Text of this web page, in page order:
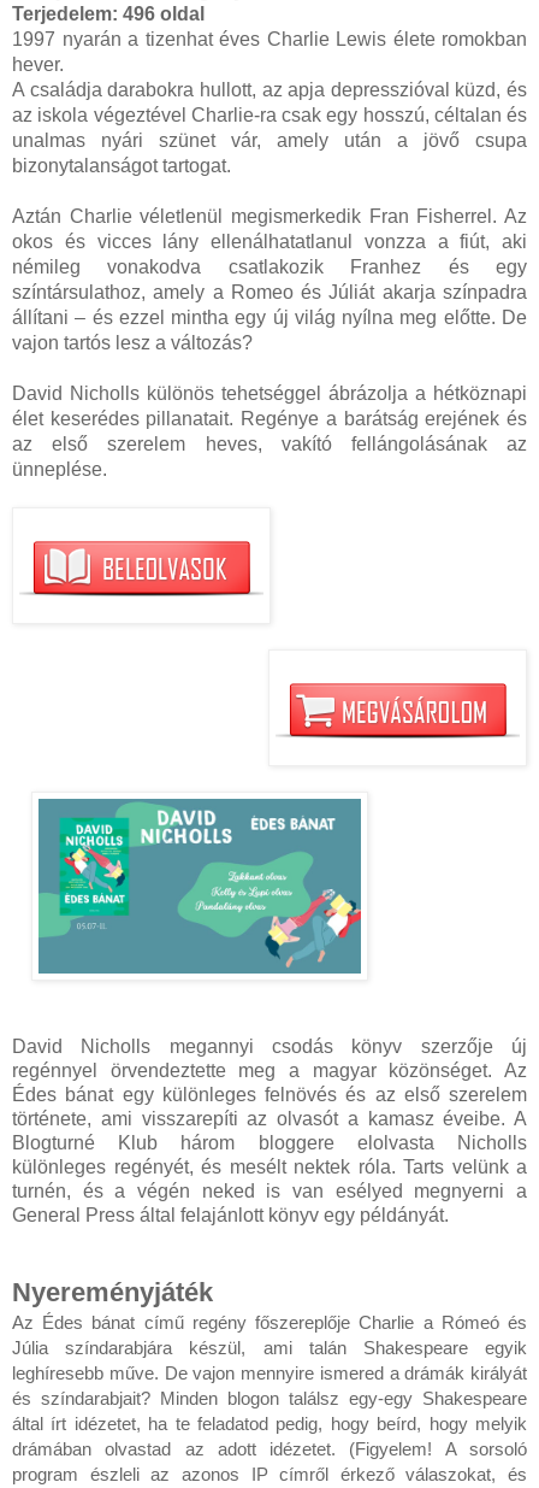
Terjedelem: 496 oldal
1997 nyarán a tizenhat éves Charlie Lewis élete romokban
hever.
A családja darabokra hullott, az apja depresszióval küzd, és
az iskola végeztével Charlie-ra csak egy hosszú, céltalan és
unalmas nyári szünet vár, amely után a jövő csupa
bizonytalanságot tartogat.
Aztán Charlie véletlenül megismerkedik Fran Fisherrel. Az
okos és vicces lány ellenálhatatlanul vonzza a fiút, aki
némileg vonakodva csatlakozik Franhez és egy
színtársulathoz, amely a Romeo és Júliát akarja színpadra
állítani – és ezzel mintha egy új világ nyílna meg előtte. De
vajon tartós lesz a változás?
David Nicholls különös tehetséggel ábrázolja a hétköznapi
élet keserédes pillanatait. Regénye a barátság erejének és
az első szerelem heves, vakító fellángolásának az
ünneplése.
David Nicholls megannyi csodás könyv szerzője új
regénnyel örvendeztette meg a magyar közönséget. Az
Édes bánat egy különleges felnövés és az első szerelem
története, ami visszarepíti az olvasót a kamasz éveibe. A
Blogturné Klub három bloggere elolvasta Nicholls
különleges regényét, és mesélt nektek róla. Tarts velünk a
turnén, és a végén neked is van esélyed megnyerni a
General Press által felajánlott könyv egy példányát.
Nyereményjáték
Az Édes bánat című regény főszereplője Charlie a Rómeó és
Júlia színdarabjára készül, ami talán Shakespeare egyik
leghíresebb műve. De vajon mennyire ismered a drámák királyát
és színdarabjait? Minden blogon találsz egy-egy Shakespeare
által írt idézetet, ha te feladatod pedig, hogy beírd, hogy melyik
drámában olvastad az adott idézetet. (Figyelem! A sorsoló
program észleli az azonos IP címről érkező válaszokat, és